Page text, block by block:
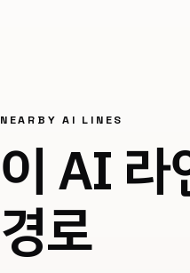
NEARBY AI LINES
이 AI 라
경로